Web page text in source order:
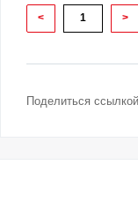
< >
Поделиться